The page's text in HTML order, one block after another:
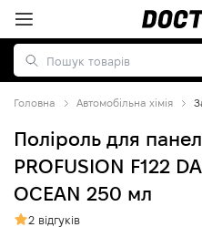
Головна Автомобільна хімія
Поліроль для
PROFUSION F122
OCEAN 250 мл
2 відгуків